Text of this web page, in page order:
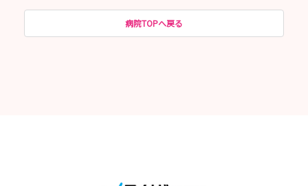
病院TOPへ戻る